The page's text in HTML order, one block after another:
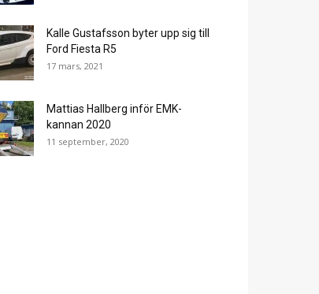
Kalle Gustafsson byter upp sig till
Ford Fiesta R5
17 mars, 2021
Mattias Hallberg inför EMK-
kannan 2020
11 september, 2020